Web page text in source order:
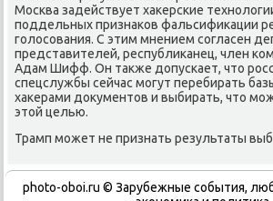
Москва задействует хакерские
поддельных признаков фальсификации
голосования. С этим мнением согласен
представителей, республиканец, член
Адам Шифф. Он также допускает, что
спецслужбы сейчас могут перебирать
хакерами документов и выбирать, что
этой целью.
Трамп может не признать результаты
photo-oboi.ru © Зарубежные события,